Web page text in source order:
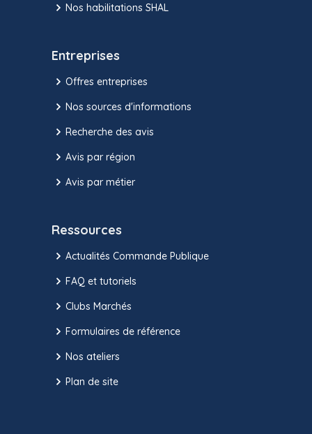
Nos habilitations SHAL
Entreprises
Offres entreprises
Nos sources d'informations
Recherche des avis
Avis par région
Avis par métier
Ressources
Actualités Commande Publique
FAQ et tutoriels
Clubs Marchés
Formulaires de référence
Nos ateliers
Plan de site